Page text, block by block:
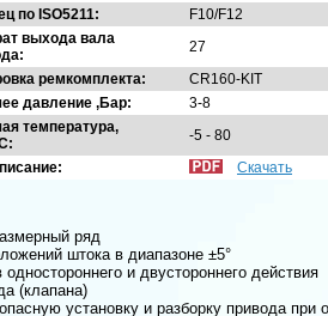
по ISO5211:
F10/F12
выхода вала
27
ремкомплекта:
CR160-KIT
давление ,Бар:
3-8
температура,
-5 - 80
Скачать
ряд
штока в диапазоне ±5°
и двустороннего действия
(клапана)
установку и разборку привода при